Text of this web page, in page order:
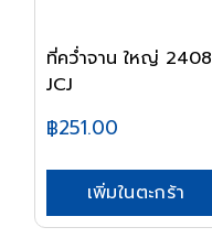
ที่คว่ำจาน ใหญ่ 2408
JCJ
฿251.00
เพิ่มในตะกร้า